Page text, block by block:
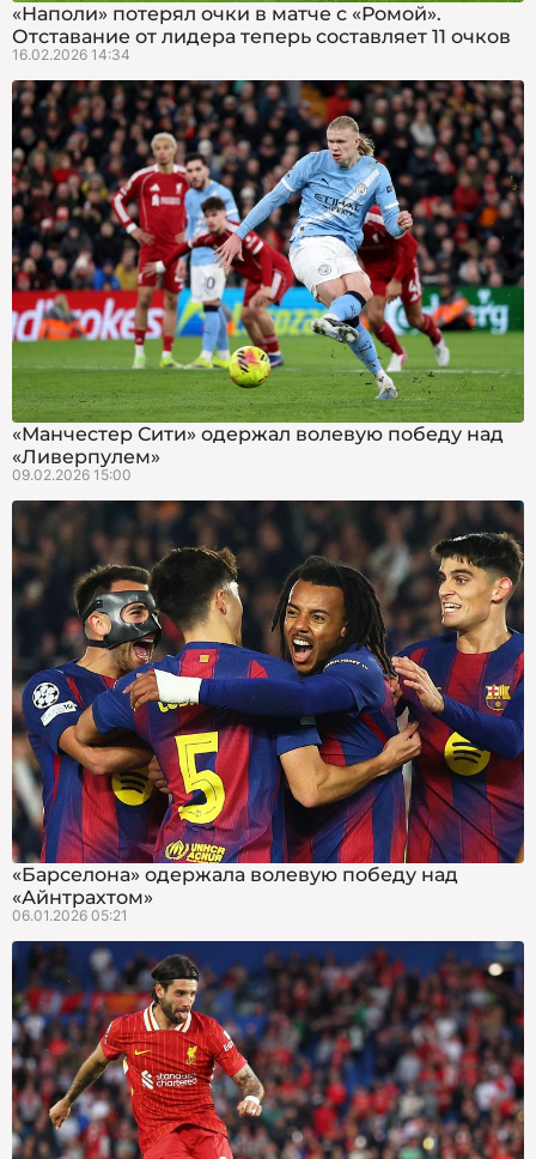
«Наполи» потерял очки в матче с «Ромой».
Отставание от лидера теперь составляет 11 очков
16.02.2026 14:34
«Манчестер Сити» одержал волевую победу над
«Ливерпулем»
09.02.2026 15:00
«Барселона» одержала волевую победу над
«Айнтрахтом»
06.01.2026 05:21